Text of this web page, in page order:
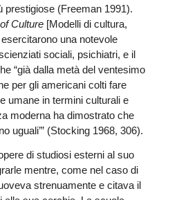
prestigiose (Freeman 1991).
Culture[Modelli di cultura,
una notevole
sociali, psichiatri, e il
“già dalla metà del ventesimo
per gli americani colti fare
umane in termini culturali e
moderna ha dimostrato che
uguali’” (Stocking 1968, 306).
di studiosi esterni al suo
mentre, come nel caso di
strenuamente e citava il